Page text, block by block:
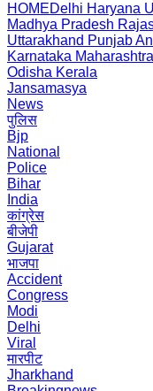
HOMEDelhi Haryana
Madhya Pradesh
Uttarakhand Punjab
Karnataka Maharashtra
Odisha Kerala
Jansamasya
News
पुलिस
Bjp
National
Police
Bihar
India
कांग्रेस
बीजेपी
Gujarat
भाजपा
Accident
Congress
Modi
Delhi
Viral
मारपीट
Jharkhand